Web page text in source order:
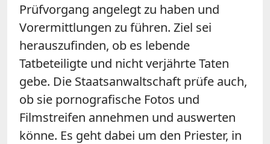
Prüfvorgang angelegt zu haben und
Vorermittlungen zu führen. Ziel sei
herauszufinden, ob es lebende
Tatbeteiligte und nicht verjährte Taten
gebe. Die Staatsanwaltschaft prüfe auch,
ob sie pornografische Fotos und
Filmstreifen annehmen und auswerten
könne. Es geht dabei um den Priester, in